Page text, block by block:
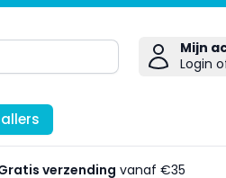
Mijn
Login
verzending vanaf €35